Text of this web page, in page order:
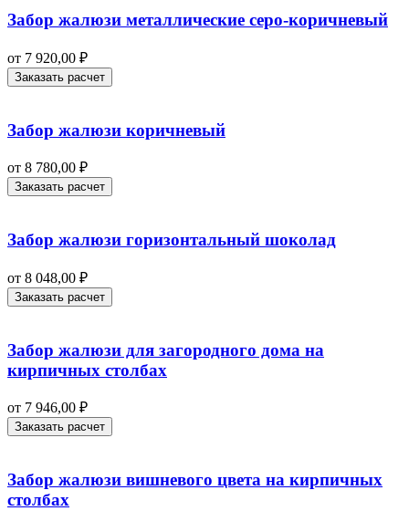
Забор жалюзи металлические серо-коричневый
от 7 920,00 ₽
Заказать расчет
Забор жалюзи коричневый
от 8 780,00 ₽
Заказать расчет
Забор жалюзи горизонтальный шоколад
от 8 048,00 ₽
Заказать расчет
Забор жалюзи для загородного дома на
кирпичных столбах
от 7 946,00 ₽
Заказать расчет
Забор жалюзи вишневого цвета на кирпичных
столбах